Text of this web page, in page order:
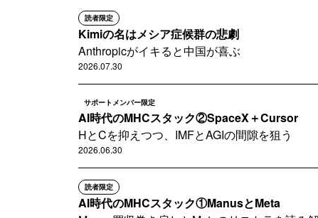
読者限定
Kimiの名はメシア症候群の悲劇
Anthropicがイキると中国が喜ぶ
2026.07.30
サポートメンバー限定
AI時代のMHCスタック②SpaceX＋Cursor
HとCを抑えつつ、IMFとAGIの間隙を狙う
2026.06.30
読者限定
AI時代のMHCスタック①ManusとMeta